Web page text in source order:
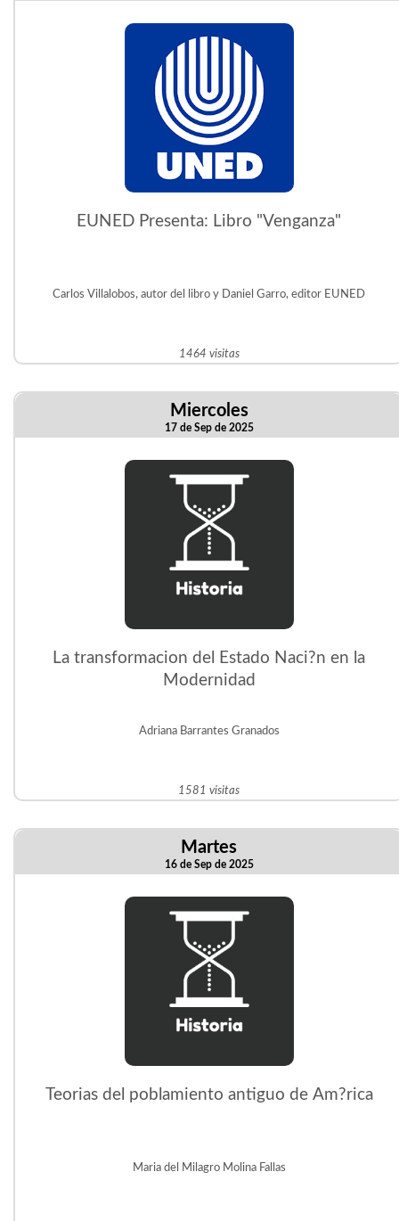
EUNED Presenta: Libro "Venganza"
Carlos Villalobos, autor del libro y Daniel Garro, editor EUNED
1464 visitas
Miercoles
17 de Sep de 2025
La transformacion del Estado Naci?n en la
Modernidad
Adriana Barrantes Granados
1581 visitas
Martes
16 de Sep de 2025
Teorias del poblamiento antiguo de Am?rica
Maria del Milagro Molina Fallas